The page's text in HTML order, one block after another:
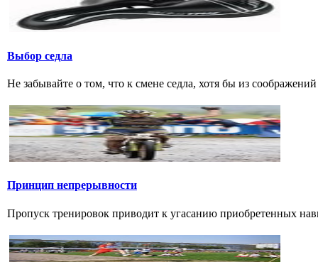
Выбор седла
Не забывайте о том, что к смене седла, хотя бы из
Принцип непрерывности
Пропуск тренировок приводит к угасанию приобретенных